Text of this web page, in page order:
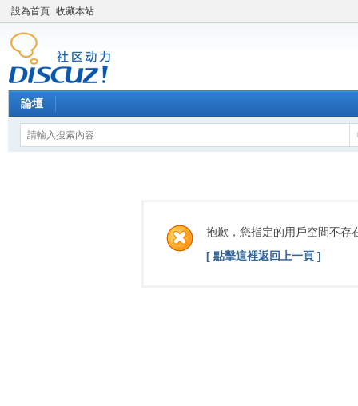
設為首頁 收藏本站
論壇
抱歉，您指定的用戶空間不存
[ 點擊這裡返回上一頁 ]